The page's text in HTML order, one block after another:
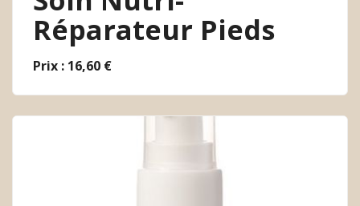
Réparateur Pieds
Prix : 16,60 €